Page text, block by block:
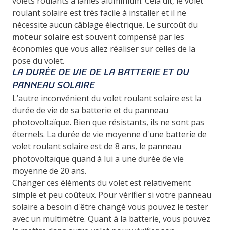
roulant solaire est très facile à installer et il ne
nécessite aucun câblage électrique. Le surcoût du
moteur solaire est souvent compensé par les
économies que vous allez réaliser sur celles de la
pose du volet.
LA DURÉE DE VIE DE LA BATTERIE ET DU
PANNEAU SOLAIRE
L’autre inconvénient du volet roulant solaire est la
durée de vie de sa batterie et du panneau
photovoltaïque. Bien que résistants, ils ne sont pas
éternels. La durée de vie moyenne d'une batterie de
volet roulant solaire est de 8 ans, le panneau
photovoltaïque quand à lui a une durée de vie
moyenne de 20 ans.
Changer ces éléments du volet est relativement
simple et peu coûteux. Pour vérifier si votre panneau
solaire a besoin d'être changé vous pouvez le tester
avec un multimètre. Quant à la batterie, vous pouvez